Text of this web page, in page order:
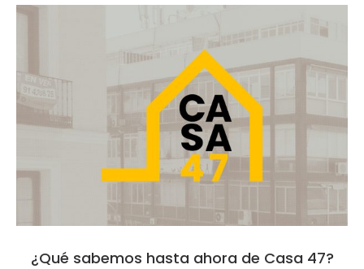
¿Qué sabemos hasta ahora de Casa 47?